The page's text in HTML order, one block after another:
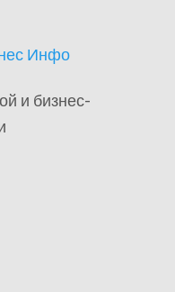
Инфо
и бизнес-